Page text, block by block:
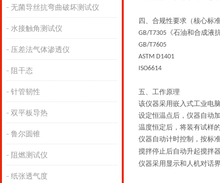
无菌导丝抗弯曲破坏测试仪
水接触角测试仪
压差法气体渗透仪
阻干态
针管韧性
双平板导热
鲁尔圆锥
阻燃测试仪
纸张透气度
四、 合规性要求（核心标
GB/T7305 《石油和合成液
GB/T7605
ASTM D1401
ISO6614
五、 工作原理
该仪器采用嵌入式工业电
设定恒温点后，仪器自动
温度恒定后，将装有试样
仪器自动计时控制，按标
搅拌停止后自动升起搅拌
仪器采用显示和人机对话